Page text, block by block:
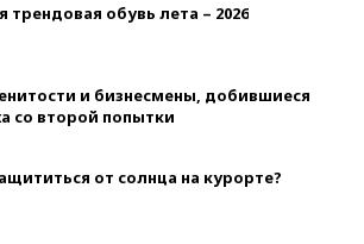
трендовая обувь лета – 2026
и бизнесмены, добившиеся
со второй попытки
от солнца на курорте?